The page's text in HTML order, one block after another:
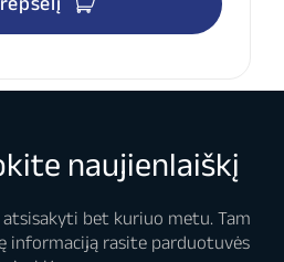
naujienlaiškį
bet kuriuo metu. Tam
informaciją rasite parduotuvės